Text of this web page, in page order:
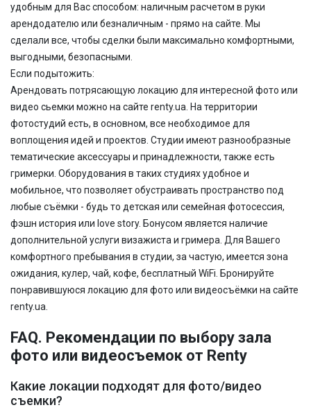
удобным для Вас способом: наличным расчетом в руки
арендодателю или безналичным - прямо на сайте. Мы
сделали все, чтобы сделки были максимально комфортными,
выгодными, безопасными.
Если подытожить:
Арендовать потрясающую локацию для интересной фото или
видео сьемки можно на сайте renty.ua. На территории
фотостудий есть, в основном, все необходимое для
воплощения идей и проектов. Студии имеют разнообразные
тематические аксессуары и принадлежности, также есть
гримерки. Оборудования в таких студиях удобное и
мобильное, что позволяет обустраивать пространство под
любые съёмки - будь то детская или семейная фотосессия,
фэшн история или love story. Бонусом является наличие
дополнительной услуги визажиста и гримера. Для Вашего
комфортного пребывания в студии, за частую, имеется зона
ожидания, кулер, чай, кофе, бесплатный WiFi. Бронируйте
понравившуюся локацию для фото или видеосъёмки на сайте
renty.ua.
FAQ. Рекомендации по выбору зала
фото или видеосъемок от Renty
Какие локации подходят для фото/видео
съемки?